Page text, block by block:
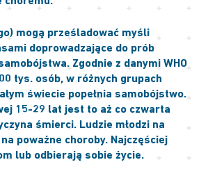
mogą prześladować myśli
doprowadzające do prób
Zgodnie z danymi WHO
tys. osób, w różnych grupach
świecie popełnia samobójstwo.
15-29 lat jest to aż co czwarta
śmierci. Ludzie młodzi na
poważne choroby. Najczęściej
lub odbierają sobie życie.